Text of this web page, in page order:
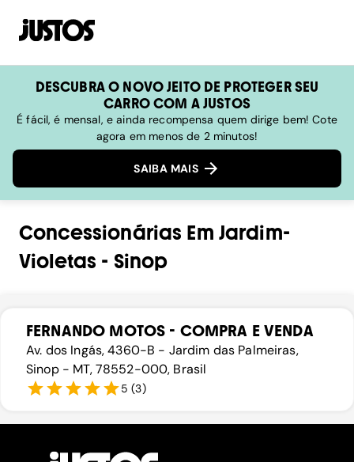
DESCUBRA O NOVO JEITO DE PROTEGER SEU
CARRO COM A JUSTOS
É fácil, é mensal, e ainda recompensa quem dirige bem! Cote
agora em menos de 2 minutos!
SAIBA MAIS
Concessionárias Em Jardim-
Violetas - Sinop
FERNANDO MOTOS - COMPRA E VENDA
Av. dos Ingás, 4360-B - Jardim das Palmeiras,
Sinop - MT, 78552-000, Brasil
5 (3)